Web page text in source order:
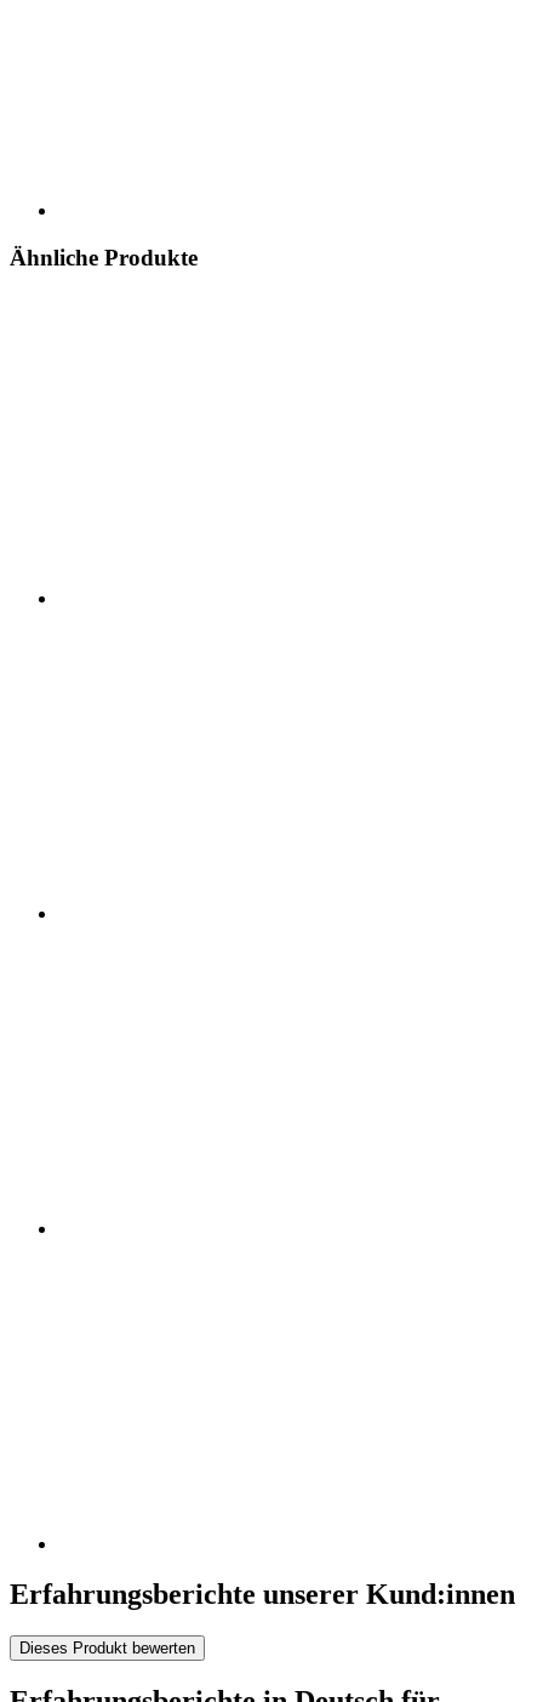
Ähnliche Produkte
Erfahrungsberichte unserer Kund:innen
Dieses Produkt bewerten